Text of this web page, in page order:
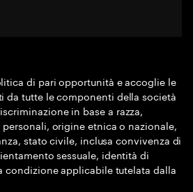
di pari opportunità e accoglie le
da tutte le componenti della società
in base a razza,
origine etnica o nazionale,
stato civile, inclusa convivenza di
sessuale, identità di
condizione applicabile tutelata dalla